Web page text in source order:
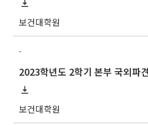
보건대학원
-
보건대학원